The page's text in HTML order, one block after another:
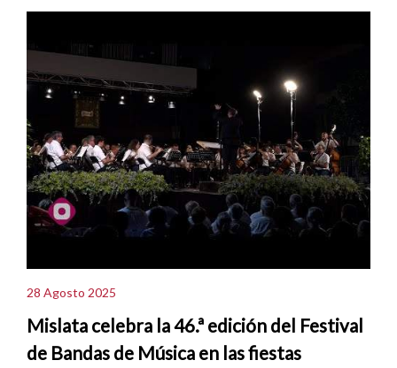
28 Agosto 2025
Mislata celebra la 46.ª edición del Festival
de Bandas de Música en las fiestas